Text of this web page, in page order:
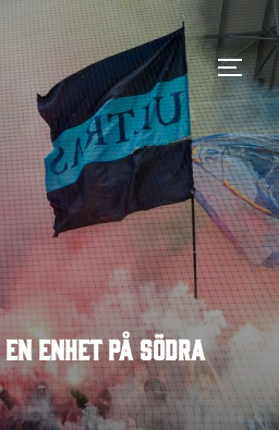
SLÅ
enhet på södra